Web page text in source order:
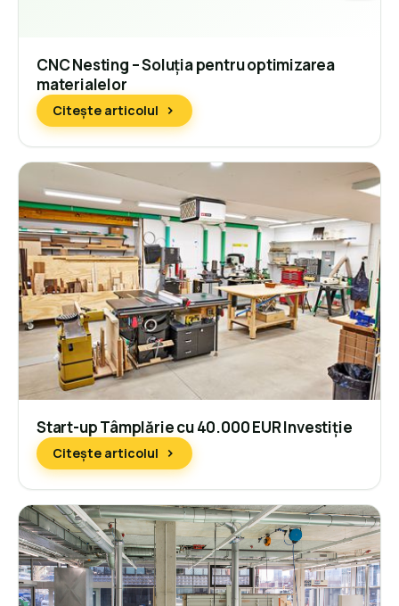
CNC Nesting – Soluția pentru optimizarea
materialelor
Citește articolul
Start-up Tâmplărie cu 40.000 EUR Investiție
Citește articolul